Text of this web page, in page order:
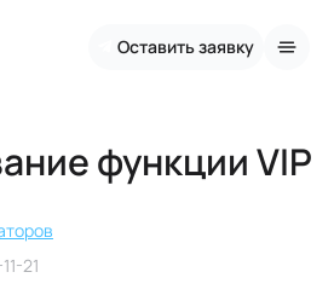
Оставить заявку
функции VIP
21